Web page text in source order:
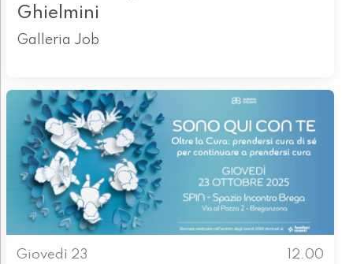
Ghielmini
Galleria Job
Giovedì 23
12.00